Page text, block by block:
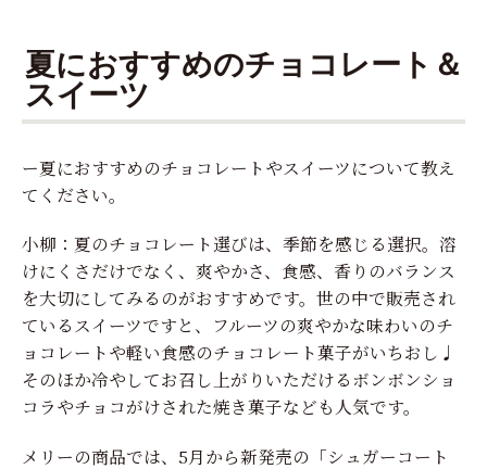
夏におすすめのチョコレート＆
スイーツ
ー夏におすすめのチョコレートやスイーツについて教え
てください。
小柳：夏のチョコレート選びは、季節を感じる選択。溶
けにくさだけでなく、爽やかさ、食感、香りのバランス
を大切にしてみるのがおすすめです。世の中で販売され
ているスイーツですと、フルーツの爽やかな味わいのチ
ョコレートや軽い食感のチョコレート菓子がいちおし♩
そのほか冷やしてお召し上がりいただけるボンボンショ
コラやチョコがけされた焼き菓子なども人気です。
メリーの商品では、5月から新発売の「シュガーコート